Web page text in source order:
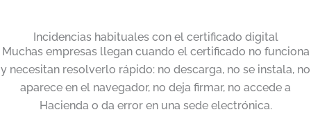
Incidencias habituales con el certificado digital
Muchas empresas llegan cuando el certificado no funciona
y necesitan resolverlo rápido: no descarga, no se instala, no
aparece en el navegador, no deja firmar, no accede a
Hacienda o da error en una sede electrónica.